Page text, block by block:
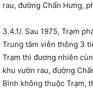
rau, đường Chấn Hưng,
3.4.1/. Sau 1975, Trạm
Trung tâm viễn thông 3
Trạm thì đương nhiên
khu vườn rau, đường
Bình không thuộc Trạm,